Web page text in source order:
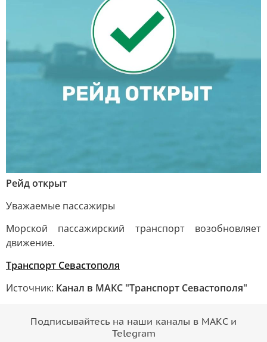
Рейд открыт
Уважаемые пассажиры
Морской пассажирский транспорт возобновляет
движение.
Транспорт Севастополя
Источник: Канал в МАКС "Транспорт Севастополя"
Подписывайтесь на наши каналы в МАКС и
Telegram